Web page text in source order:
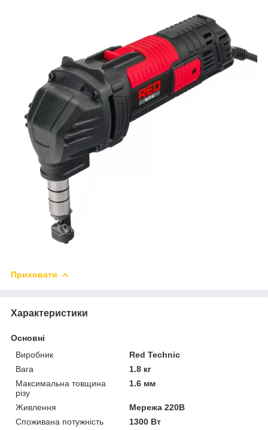
Приховати
Характеристики
Основні
Виробник
Red Technic
Вага
1.8 кг
Максимальна товщина
різу
1.6 мм
Живлення
Мережа 220В
Споживана потужність
1300 Вт